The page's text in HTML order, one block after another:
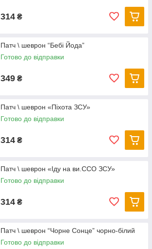
314 ₴
Патч \ шеврон “Бебі Йода”
Готово до відправки
349 ₴
Патч \ шеврон «Піхота ЗСУ»
Готово до відправки
314 ₴
Патч \ шеврон «Іду на ви.ССО ЗСУ»
Готово до відправки
314 ₴
Патч \ шеврон “Чорне Сонце” чорно-білий
Готово до відправки